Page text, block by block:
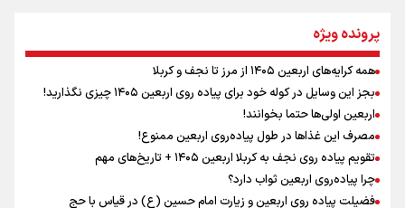
نگاه تمدنی رهبر شهید به فضای مجازی
رابطه کارگر و کارفرما در اندیشه رهبر شهید: از تضاد به
زوجیت
اینفو برنا / توصیه‌هایی طلایی برای پیاده روی اربعین
پرونده ویژه
همه کرایه‌های اربعین ۱۴۰۵ از مرز تا نجف و کربلا
بجز این وسایل در کوله خود برای پیاده روی اربعین ۱۴۰۵ چیزی نگذارید!
اربعین اولی‌ها حتما بخوانند!
مصرف این غذاها در طول پیاده‌روی اربعین ممنوع!
تقویم پیاده روی نجف به کربلا اربعین ۱۴۰۵ + تاریخ‌های مهم
چرا پیاده‌روی اربعین ثواب دارد؟
فضیلت پیاده روی اربعین و زیارت امام حسین (ع) در قیاس با حج